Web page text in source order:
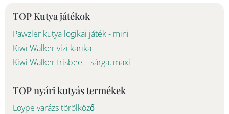
f
TOP Kutya játékok
Pawzler kutya logikai játék - mini
Kiwi Walker vízi karika
Kiwi Walker frisbee – sárga, maxi
TOP nyári kutyás termékek
Loype varázs törölköző